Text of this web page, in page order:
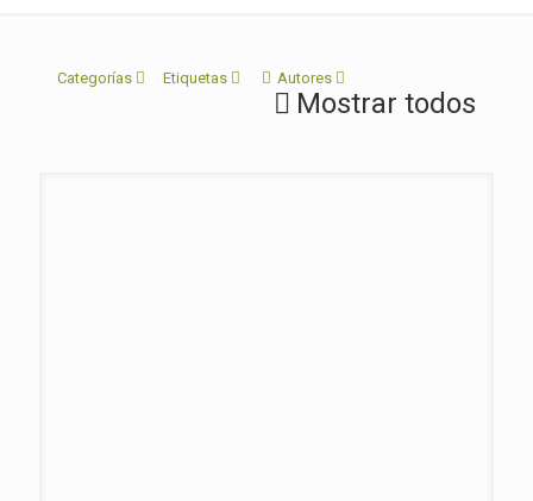
Categorías Etiquetas Autores
Mostrar todos